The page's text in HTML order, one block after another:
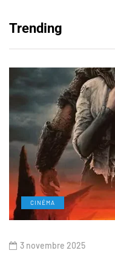
Trending
CINÉMA
3 novembre 2025